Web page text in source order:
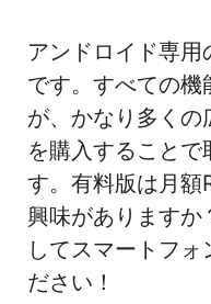
アンドロイド専
です。すべての機
が、かなり多くの
を購入することで
す。有料版は月
興味がありますか
してスマートフォ
ださい！